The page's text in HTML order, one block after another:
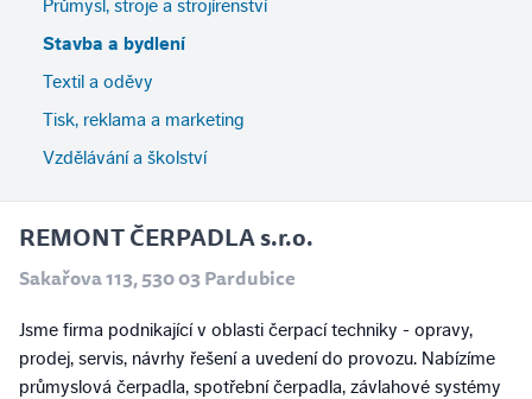
Průmysl, stroje a strojírenství
Stavba a bydlení
Textil a oděvy
Tisk, reklama a marketing
Vzdělávání a školství
REMONT ČERPADLA s.r.o.
Sakařova 113, 530 03 Pardubice
Jsme firma podnikající v oblasti čerpací techniky - opravy,
prodej, servis, návrhy řešení a uvedení do provozu. Nabízíme
průmyslová čerpadla, spotřební čerpadla, závlahové systémy